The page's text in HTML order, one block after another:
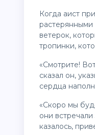
Когда аист
растерянными
ветерок,
тропинки,
«Смотрите!
сказал он,
сердца
«Скоро мы
они
казалось,